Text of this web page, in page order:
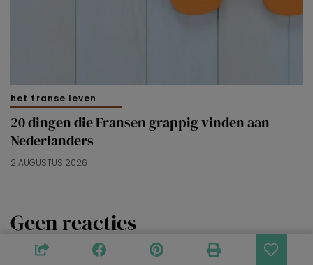
het franse leven
20 dingen die Fransen grappig vinden aan
Nederlanders
2 AUGUSTUS 2026
Geen reacties